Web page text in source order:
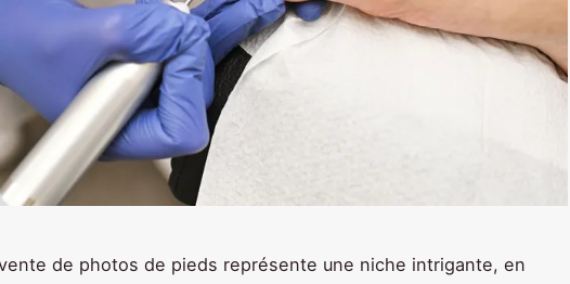
de photos de pieds représente une niche intrigante, en